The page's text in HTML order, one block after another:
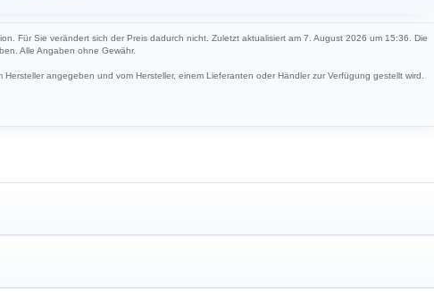
Für Sie verändert sich der Preis dadurch nicht. Zuletzt aktualisiert am 7. August 2026 um 15:36. Die
Alle Angaben ohne Gewähr.
angegeben und vom Hersteller, einem Lieferanten oder Händler zur Verfügung gestellt wird.